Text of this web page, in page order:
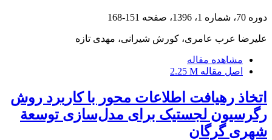
دوره 70، شماره 1، 1396، صفحه 151-168
علیرضا عرب عامری، کورش شیرانی، مهدی تازه
مشاهده مقاله
اصل مقاله 2.25 M
اتخاذ رهیافت اطلاعات محور با کاربرد روش
رگرسیون لجستیک برای مدل‌سازی توسعة
شهری گرگان